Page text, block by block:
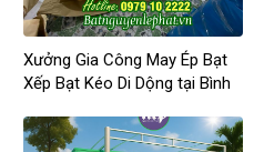
Xưởng Gia Công May Ép Bạt
Xếp Bạt Kéo Di Dộng tại Bình